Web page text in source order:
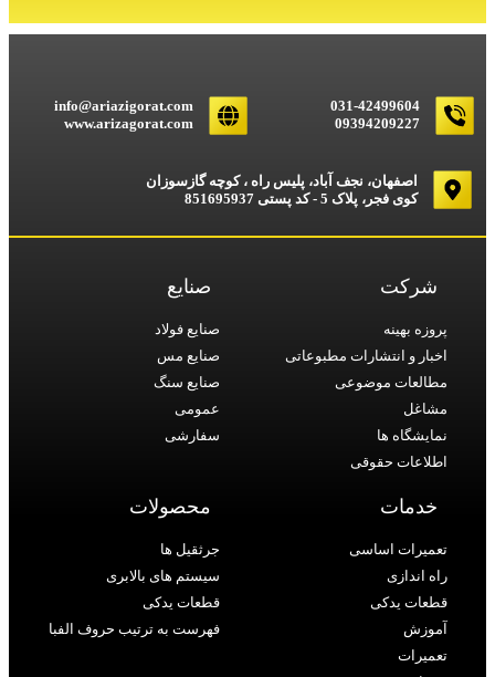
031-42499604
09394209227
info@ariazigorat.com
www.arizagorat.com
اصفهان، نجف آباد، پلیس راه ، کوچه گازسوزان
کوی فجر، پلاک 5 - کد پستی 851695937
شرکت
پروزه بهینه
اخبار و انتشارات مطبوعاتی
مطالعات موضوعی
مشاغل
نمایشگاه ها
اطلاعات حقوقی
صنایع
صنایع فولاد
صنایع مس
صنایع سنگ
عمومی
سفارشی
خدمات
تعمیرات اساسی
راه اندازی
قطعات یدکی
آموزش
تعمیرات
محصولات
جرثقیل ها
سیستم های بالابری
قطعات یدکی
فهرست به ترتیب حروف الفبا